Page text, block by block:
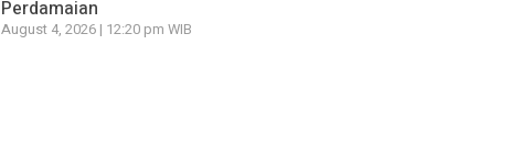
Perdamaian
August 4, 2026 | 12:20 pm WIB